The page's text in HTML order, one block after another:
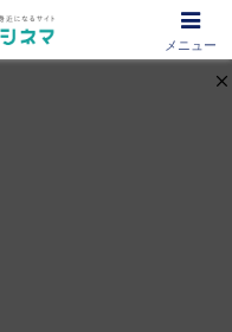
書館『MIHOシネマ』
メニュー